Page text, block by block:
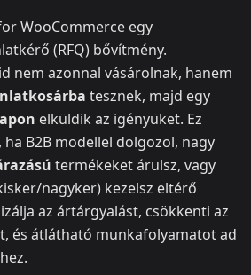
WooCommerce egy
(RFQ) bővítmény.
nem azonnal vásárolnak, hanem
tesznek, majd egy
elküldik az igényüket. Ez
B2B modellel dolgozol, nagy
termékeket árulsz, vagy
nagyker) kezelsz eltérő
az ártárgyalást, csökkenti az
és átlátható munkafolyamatot ad